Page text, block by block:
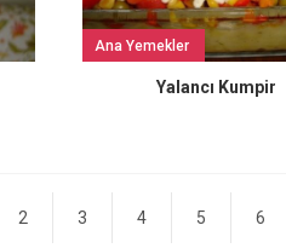
Ana Yemekler
Yalancı Kumpir
2 3 4 5 6